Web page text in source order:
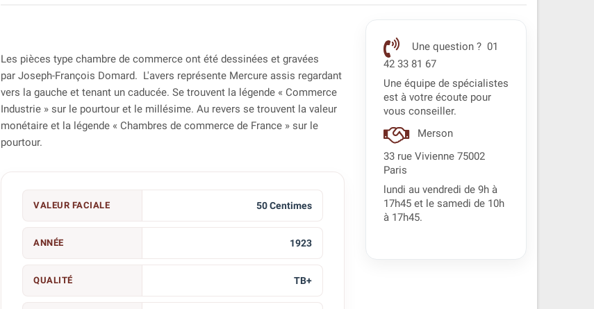
Les pièces type chambre de commerce ont été dessinées et gravées
par Joseph-François Domard. L'avers représente Mercure assis regardant
vers la gauche et tenant un caducée. Se trouvent la légende « Commerce
Industrie » sur le pourtour et le millésime. Au revers se trouvent la valeur
monétaire et la légende « Chambres de commerce de France » sur le
pourtour.
VALEUR FACIALE 50 Centimes
ANNÉE 1923
QUALITÉ TB+
Une question ? 01
42 33 81 67
Une équipe de spécialistes
est à votre écoute pour
vous conseiller.
Merson
33 rue Vivienne 75002
Paris
lundi au vendredi de 9h à
17h45 et le samedi de 10h
à 17h45.